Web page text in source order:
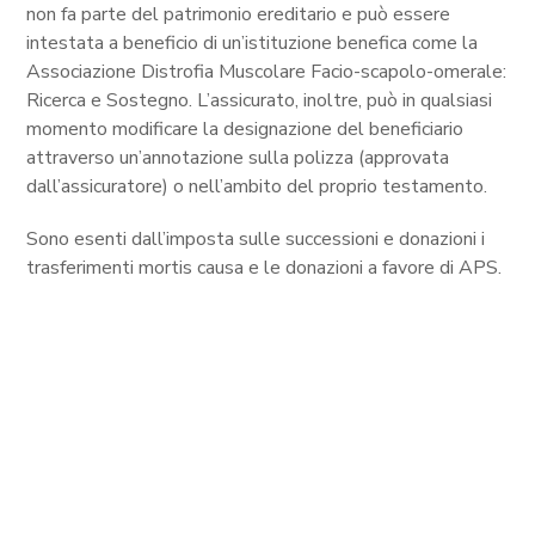
non fa parte del patrimonio ereditario e può essere
intestata a beneficio di un’istituzione benefica come la
Associazione Distrofia Muscolare Facio-scapolo-omerale:
Ricerca e Sostegno. L’assicurato, inoltre, può in qualsiasi
momento modificare la designazione del beneficiario
attraverso un’annotazione sulla polizza (approvata
dall’assicuratore) o nell’ambito del proprio testamento.
Sono esenti dall’imposta sulle successioni e donazioni i
trasferimenti mortis causa e le donazioni a favore di APS.